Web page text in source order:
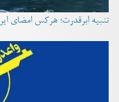
تنبیه ابرقدرت؛ هرکس امضای